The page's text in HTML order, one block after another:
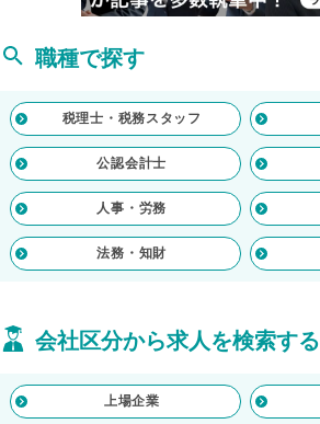
職種で探す
税理士・税務スタッフ
公認会計士
人事・労務
法務・知財
会社区分から求人を検索する
上場企業